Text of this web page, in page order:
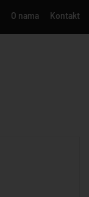
O nama Kontakt